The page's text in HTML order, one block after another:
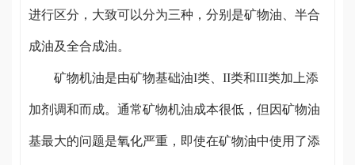
进行区分，大致可以分为三种，分别是矿物油、半合
成油及全合成油。
矿物机油是由矿物基础油I类、II类和III类加上添
加剂调和而成。通常矿物机油成本很低，但因矿物油
基最大的问题是氧化严重，即使在矿物油中使用了添